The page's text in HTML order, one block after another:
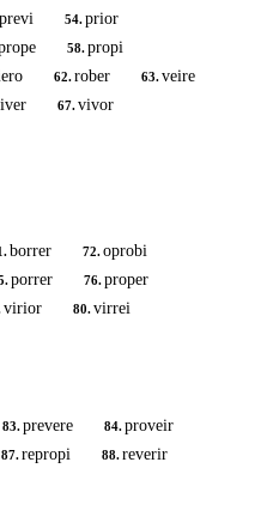
previ 54.prior
58.propi
62.rober 63.veire
67.vivor
borrer 72.oprobi
porrer 76.proper
virior 80.virrei
83.prevere 84.proveir
87.repropi 88.reverir